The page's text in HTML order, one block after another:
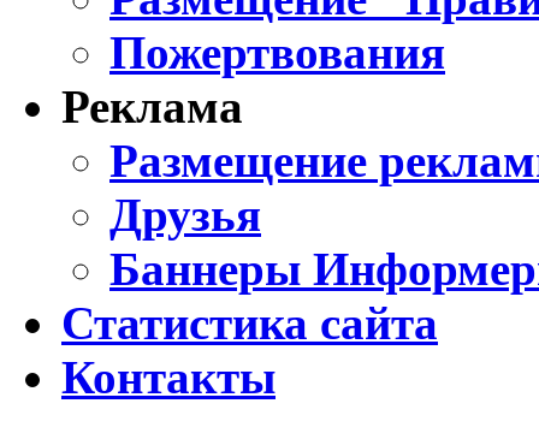
Пожертвования
Реклама
Размещение
Друзья
Баннеры
Статистика сайта
Контакты